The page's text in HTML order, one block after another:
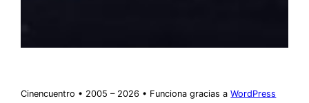
Cinencuentro • 2005 – 2026 • Funciona gracias aWordPress